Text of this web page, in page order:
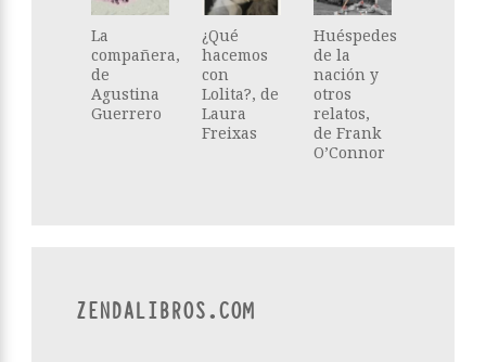
La
compañera,
de
Agustina
Guerrero
¿Qué
hacemos
con
Lolita?, de
Laura
Freixas
Huéspedes
de la
nación y
otros
relatos,
de Frank
O’Connor
ZENDALIBROS.COM